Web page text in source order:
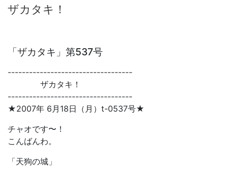
ザカタキ！
「ザカタキ」第537号
-----------------------------------
ザカタキ！
-----------------------------------
★2007年 6月18日（月）t-0537号★
チャオです〜！
こんばんわ。
「天狗の城」